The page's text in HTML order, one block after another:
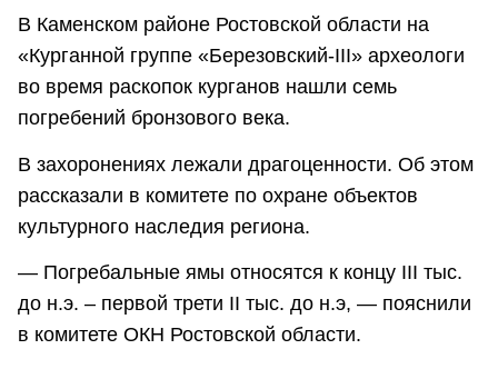
В Каменском районе Ростовской области на
«Курганной группе «Березовский-III» археологи
во время раскопок курганов нашли семь
погребений бронзового века.
В захоронениях лежали драгоценности. Об этом
рассказали в комитете по охране объектов
культурного наследия региона.
— Погребальные ямы относятся к концу III тыс.
до н.э. – первой трети II тыс. до н.э, — пояснили
в комитете ОКН Ростовской области.